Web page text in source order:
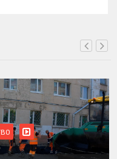
ВИДЕОРЕПОРТАЖИ